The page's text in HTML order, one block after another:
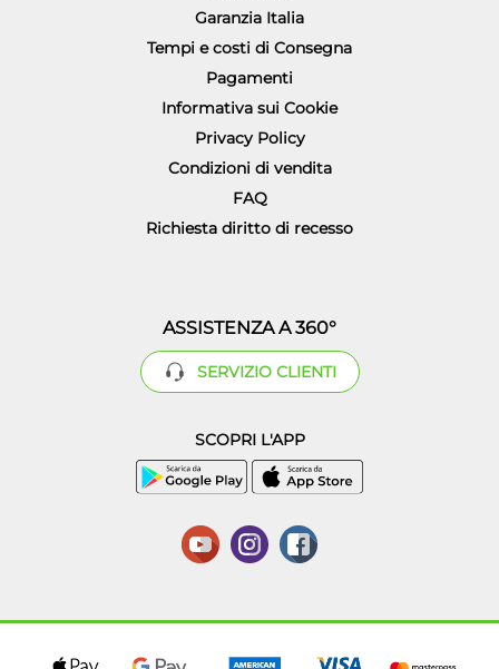
Garanzia Italia
Tempi e costi di Consegna
Pagamenti
Informativa sui Cookie
Privacy Policy
Condizioni di vendita
FAQ
Richiesta diritto di recesso
ASSISTENZA A 360°
SERVIZIO CLIENTI
SCOPRI L'APP